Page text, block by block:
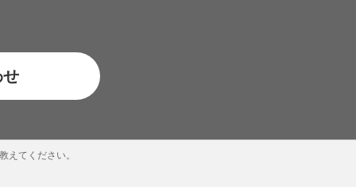
せ
えてください。